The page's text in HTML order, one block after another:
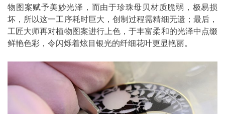
物图案赋予美妙光泽，而由于珍珠母贝材质脆弱，极易损
坏，所以这一工序耗时巨大，创制过程需精细无遗；最后，
工匠大师再对植物图案进行上色，于丰富柔和的光泽中点缀
鲜艳色彩，令闪烁着炫目银光的纤细花叶更显艳丽。